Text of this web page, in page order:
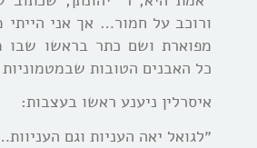
ורוכב על חמור… אך אני הייתי
מפוארת ושם כתר בראשו שבו
כל האבנים הטובות
איסרלין ניענע ראשו בעצבות:
״לגואל יאה העניות וגם